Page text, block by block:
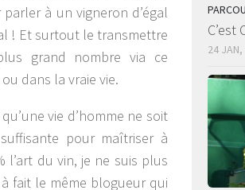
parler à un vigneron d’égal
! Et surtout le transmettre
grand nombre via ce
dans la vraie vie.
vie d’homme ne soit
pour maîtriser à
l’art du vin, je ne suis plus
fait le même blogueur qui
C’est
24